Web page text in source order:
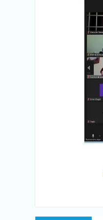
Навігація